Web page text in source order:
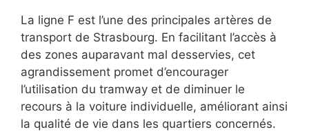
La ligne F est l’une des principales artères de
transport de Strasbourg. En facilitant l’accès à
des zones auparavant mal desservies, cet
agrandissement promet d’encourager
l’utilisation du tramway et de diminuer le
recours à la voiture individuelle, améliorant ainsi
la qualité de vie dans les quartiers concernés.